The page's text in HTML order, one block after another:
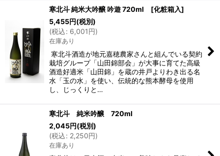
寒北斗 純米大吟醸 吟遊 720ml [化粧箱入]
5,455円(税別)
(税込: 6,001円)
在庫あり
寒北斗酒造が地元嘉穂農家さんと組んでいる契約
栽培グループ「山田錦部会」が大事に育てた高級
酒造好適米「山田錦」を蔵の井戸よりわき出る名
水「玉の水」を使い、伝統的な熊本酵母を使用
し、じっくりと…
寒北斗 純米吟醸 720ml
2,045円(税別)
(税込: 2,250円)
在庫あり